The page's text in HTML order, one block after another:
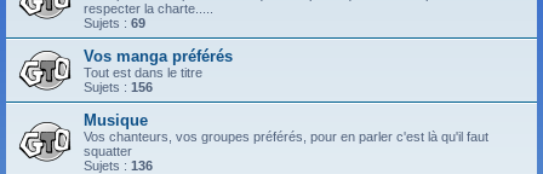
respecter la charte.....
Sujets : 69
Vos manga préférés
Tout est dans le titre
Sujets : 156
Musique
Vos chanteurs, vos groupes préférés, pour en parler c'est là qu'il faut
squatter
Sujets : 136